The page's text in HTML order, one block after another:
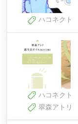
ハコネクト
ハコネクト
翠森アトリ